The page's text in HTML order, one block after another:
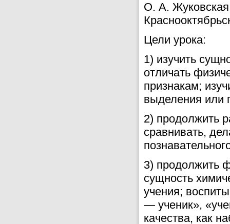
О. А.
Цели урока:
1) изучить
отличать
признакам;
выделения или
2) продолжить
сравнивать,
3) продолжить
сущность
учения;
— ученик»,
качества, как